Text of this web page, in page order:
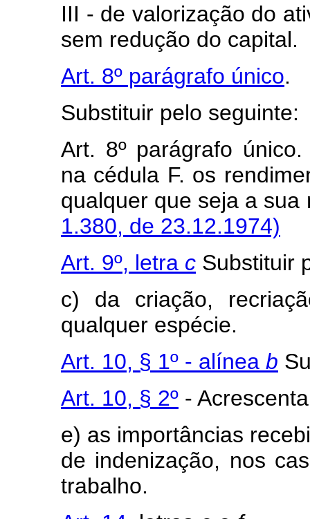
III - de valorização do
sem redução do capital.
Art. 8º parágrafo único.
Substituir pelo seguinte:
Art. 8º parágrafo
na cédula F. os
qualquer que seja
1.380, de 23.12.1974)
Art. 9º, letra c Substituir
c) da criação,
qualquer espécie.
Art. 10, § 1º - alínea b
Art. 10, § 2º -
e) as importâncias
de indenização, nos
trabalho.